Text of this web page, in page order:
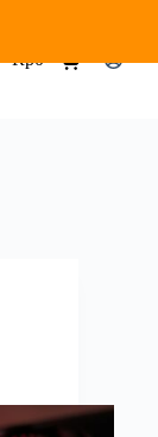
Shopping
Rp0